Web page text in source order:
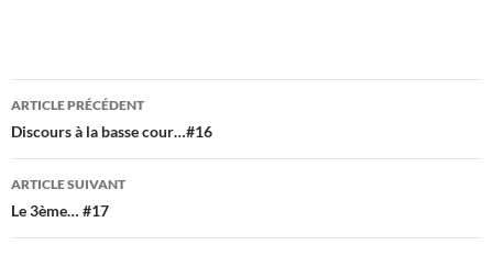
Navigation
des
articles
ARTICLE PRÉCÉDENT
Discours à la basse cour…#16
ARTICLE SUIVANT
Le 3ème… #17